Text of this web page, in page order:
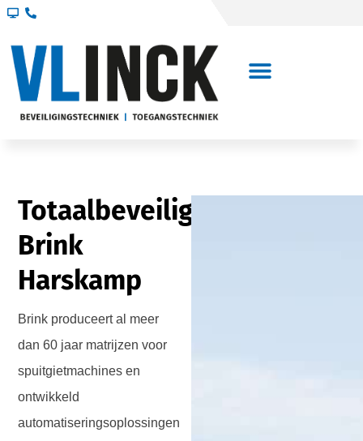
Totaalbeveiliging
Brink
Harskamp
Brink produceert al meer
dan 60 jaar matrijzen voor
spuitgietmachines en
ontwikkeld
automatiseringsoplossingen